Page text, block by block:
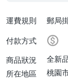
運費規則
郵局
付款方式
商品狀況
全新
所在地區
桃園